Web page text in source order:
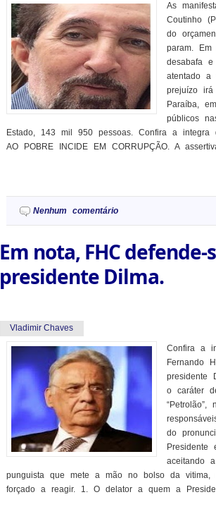
As
Coutinho
do
param.
desabafa
atentado
prejuízo
Paraíba,
públicos
Estado, 143 mil 950 pessoas. Confira a integra
AO POBRE INCIDE EM CORRUPÇÃO. A
Nenhum comentário
Em nota, FHC defende-
presidente Dilma.
Vladimir Chaves
Confira a
Fernando
presidente
o caráter
do
Presidente
aceitando
punguista que mete a mão no bolso da vitima,
forçado a reagir. 1. O delator a quem a